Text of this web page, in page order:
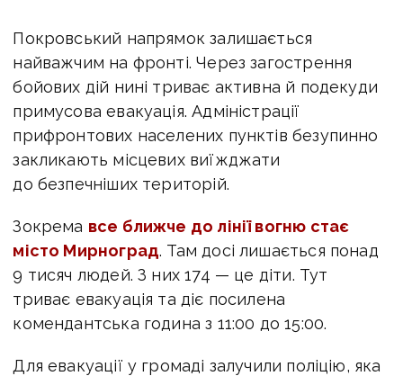
Покровський напрямок залишається
найважчим на фронті. Через загострення
бойових дій нині триває активна й подекуди
примусова евакуація. Адміністрації
прифронтових населених пунктів безупинно
закликають місцевих виїжджати
до безпечніших територій.
Зокрема все ближче до лінії вогню стає
місто Мирноград. Там досі лишається понад
9 тисяч людей. З них 174 — це діти. Тут
триває евакуація та діє посилена
комендантська година з 11:00 до 15:00.
Для евакуації у громаді залучили поліцію, яка